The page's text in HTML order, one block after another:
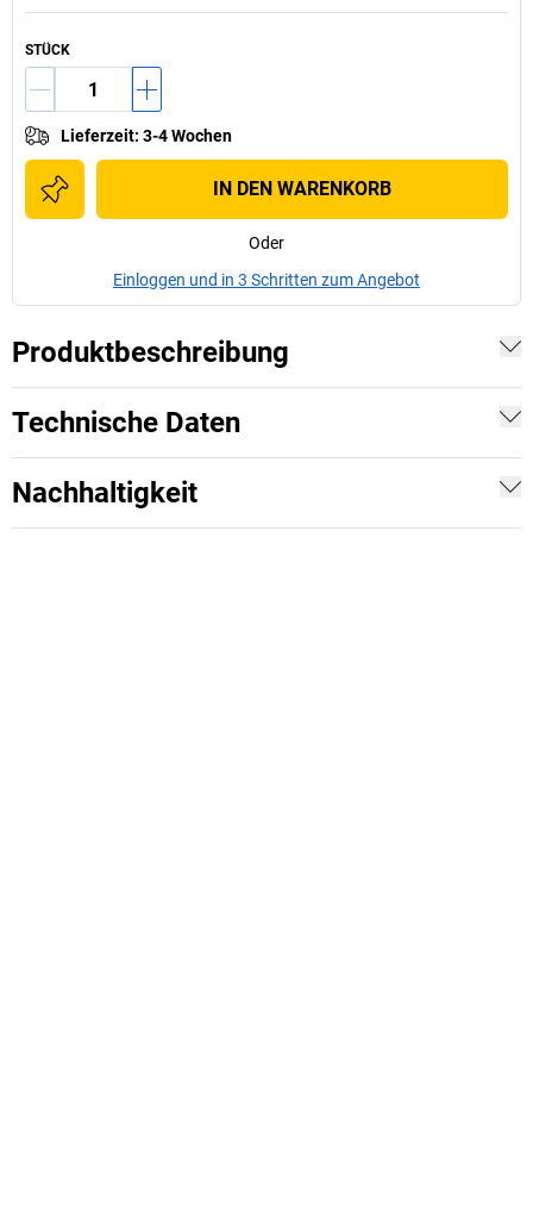
STÜCK
Lieferzeit: 3-4 Wochen
IN DEN WARENKORB
Oder
Einloggen und in 3 Schritten zum Angebot
Produktbeschreibung
Technische Daten
Nachhaltigkeit